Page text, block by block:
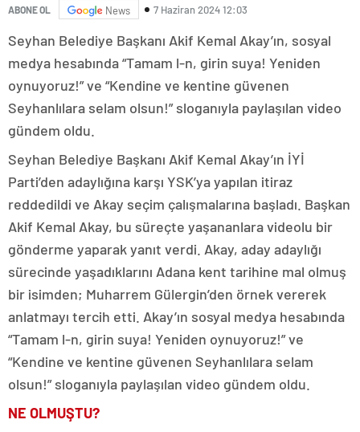
ABONE OL News 7 Haziran 2024 12:03
Seyhan Belediye Başkanı Akif Kemal Akay’ın, sosyal
medya hesabında “Tamam l-n, girin suya! Yeniden
oynuyoruz!” ve “Kendine ve kentine güvenen
Seyhanlılara selam olsun!” sloganıyla paylaşılan video
gündem oldu.
Seyhan Belediye Başkanı Akif Kemal Akay’ın İYİ
Parti’den adaylığına karşı YSK’ya yapılan itiraz
reddedildi ve Akay seçim çalışmalarına başladı. Başkan
Akif Kemal Akay, bu süreçte yaşananlara videolu bir
gönderme yaparak yanıt verdi. Akay, aday adaylığı
sürecinde yaşadıklarını Adana kent tarihine mal olmuş
bir isimden; Muharrem Gülergin’den örnek vererek
anlatmayı tercih etti. Akay’ın sosyal medya hesabında
“Tamam l-n, girin suya! Yeniden oynuyoruz!” ve
“Kendine ve kentine güvenen Seyhanlılara selam
olsun!” sloganıyla paylaşılan video gündem oldu.
NE OLMUŞTU?